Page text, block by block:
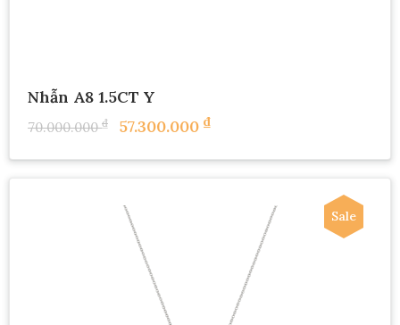
Nhẫn A8 1.5CT Y
70.000.000₫ 57.300.000 ₫
Sale